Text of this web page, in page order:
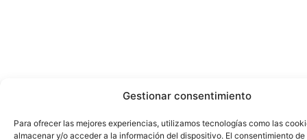
Gestionar consentimiento
Para ofrecer las mejores experiencias, utilizamos tecnologías como las
almacenar y/o acceder a la información del dispositivo. El consentimiento de